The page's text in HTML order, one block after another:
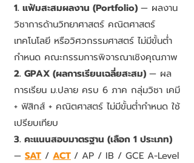
1. แฟ้มสะสมผลงาน (Portfolio) — ผลงาน
วิชาการด้านวิทยาศาสตร์ คณิตศาสตร์
เทคโนโลยี หรือวิศวกรรมศาสตร์ ไม่มีขั้นต่ำ
กำหนด คณะกรรมการพิจารณาเชิงคุณภาพ
2. GPAX (ผลการเรียนเฉลี่ยสะสม) — ผล
การเรียน ม.ปลาย ครบ 6 ภาค กลุ่มวิชา เคมี
+ ฟิสิกส์ + คณิตศาสตร์ ไม่มีขั้นต่ำกำหนด ใช้
เปรียบเทียบ
3. คะแนนสอบมาตรฐาน (เลือก 1 ประเภท)
— SAT / ACT / AP / IB / GCE A-Level